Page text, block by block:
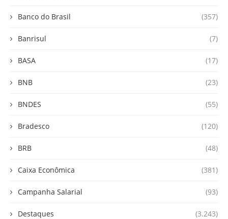
Banco do Brasil (357)
Banrisul (7)
BASA (17)
BNB (23)
BNDES (55)
Bradesco (120)
BRB (48)
Caixa Econômica (381)
Campanha Salarial (93)
Destaques (3.243)